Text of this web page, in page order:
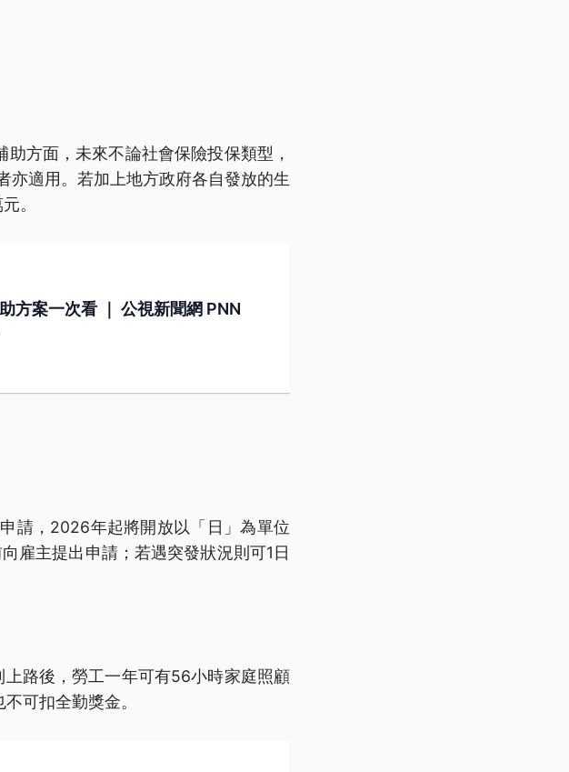
方面，未來不論社會保險投保類型，
亦適用。若加上地方政府各自發放的生
。
方案一次看 ｜ 公視新聞網 PNN
請，2026年起將開放以「日」為單位
雇主提出申請；若遇突發狀況則可1日
路後，勞工一年可有56小時家庭照顧
可扣全勤獎金。